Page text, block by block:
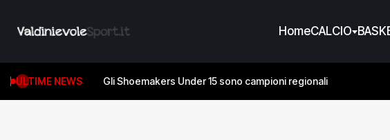
HomeCALCIO
ULTIME NEWS Gli Shoemakers Under 15 sono campioni regionali